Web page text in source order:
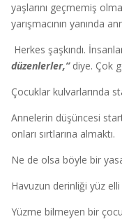
yaşlarını geçmemiş
yarışmacının yanında
Herkes şaşkındı.
düzenlerler,” diye. Çok
Çocuklar kulvarlarında
Annelerin düşüncesi
onları sırtlarına almaktı.
Ne de olsa böyle bir
Havuzun derinliği yüz
Yüzme bilmeyen bir